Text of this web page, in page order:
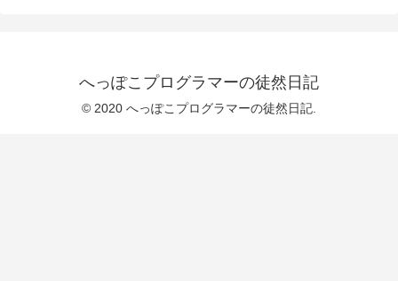
へっぽこプログラマーの徒然日記
© 2020 へっぽこプログラマーの徒然日記.